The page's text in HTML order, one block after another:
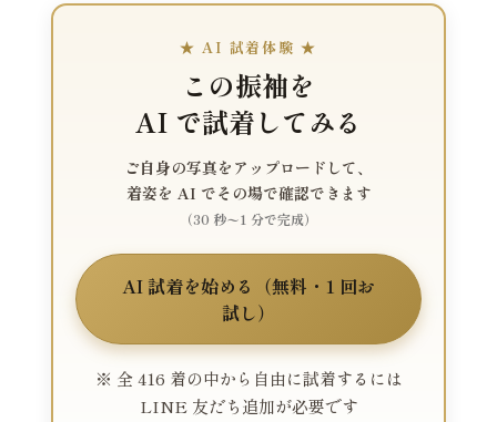
★ AI 試着体験 ★
この振袖を
AI で試着してみる
ご自身の写真をアップロードして、
着姿を AI でその場で確認できます
（30 秒〜1 分で完成）
AI 試着を始める（無料・1 回お
試し）
※ 全 416 着の中から自由に試着するには
LINE 友だち追加が必要です